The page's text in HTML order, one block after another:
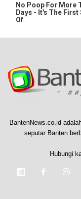
No Poop For More
Days - It's The First
Of
BantenNews.co.id
seputar Banten
Hubungi